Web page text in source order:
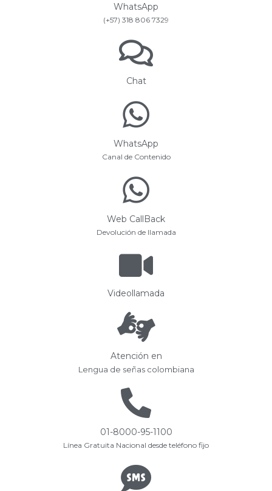
WhatsApp
(+57) 318 806 7329
Chat
WhatsApp
Canal de Contenido
Web CallBack
Devolución de llamada
Videollamada
Atención en
Lengua de señas colombiana
01-8000-95-1100
Línea Gratuita Nacional desde teléfono fijo